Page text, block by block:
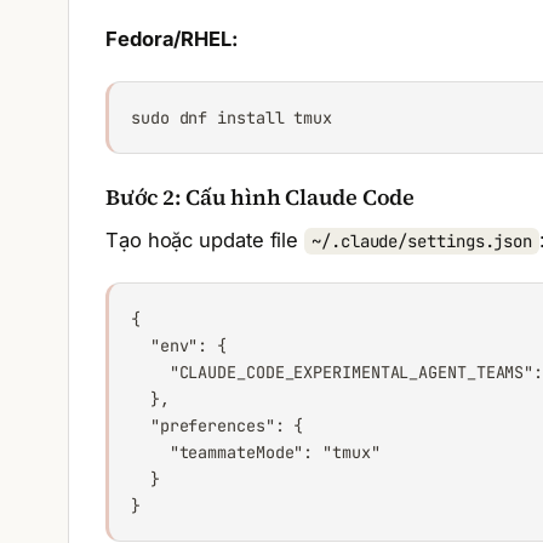
Fedora/RHEL:
sudo dnf install tmux
Bước 2: Cấu hình Claude Code
Tạo hoặc update file ~/.claude/settings.json :
{
  "env": {
  },
  "preferences": {
    "teammateMode": "tmux"
  }
}